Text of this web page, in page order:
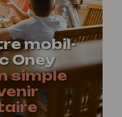
mobil-
Oney
simple